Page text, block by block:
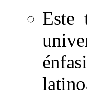
Este